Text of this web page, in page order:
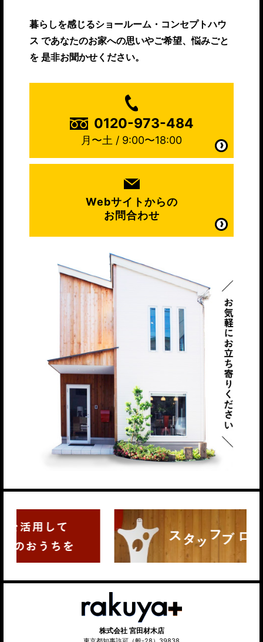
暮らしを感じるショールーム・コンセプトハウ
ス であなたのお家への思いやご希望、悩みごと
を 是非お聞かせください。
0120-973-484
月〜土 / 9:00〜18:00
Webサイトからの
お問合わせ
株式会社 宮田材木店